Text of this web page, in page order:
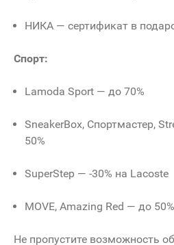
НИКА — сертификат в
Спорт:
Lamoda Sport — до 70%
SneakerBox, Спортмастер,
50%
SuperStep — -30% на Lacoste
MOVE, Amazing Red — до 50%
Не пропустите возможность